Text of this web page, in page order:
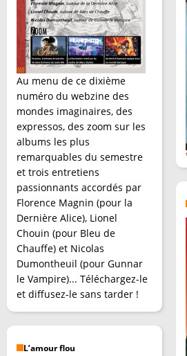
Au menu de ce dixième
numéro du webzine des
mondes imaginaires, des
expressos, des zoom sur les
albums les plus
remarquables du semestre
et trois entretiens
passionnants accordés par
Florence Magnin (pour la
Dernière Alice), Lionel
Chouin (pour Bleu de
Chauffe) et Nicolas
Dumontheuil (pour Gunnar
le Vampire)... Téléchargez-le
et diffusez-le sans tarder !
L’amour flou